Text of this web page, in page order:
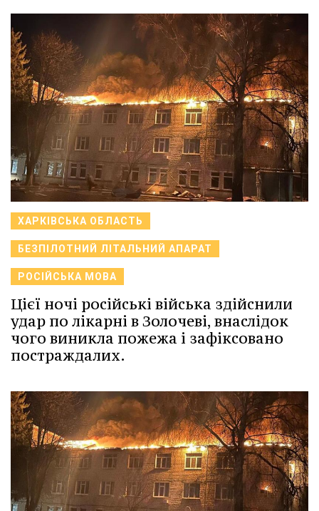
ХАРКІВСЬКА ОБЛАСТЬ
БЕЗПІЛОТНИЙ ЛІТАЛЬНИЙ АПАРАТ
РОСІЙСЬКА МОВА
Цієї ночі російські війська здійснили
удар по лікарні в Золочеві, внаслідок
чого виникла пожежа і зафіксовано
постраждалих.